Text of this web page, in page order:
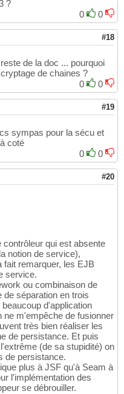
?
0
0
#18
de la doc ... pourquoi
de chaines ?
0
0
#19
sympas pour la sécu et
coté
0
0
#20
qui est absente
notion de service),
remarquer, les EJB
service.
ou combinaison de
de séparation en trois
d'application
ne m'empêche de fusionner
très bien réaliser les
de persistance. Et puis
(de sa stupidité) on
de persistance.
plus à JSF qu'à Seam à
l'implémentation des
se débrouiller.